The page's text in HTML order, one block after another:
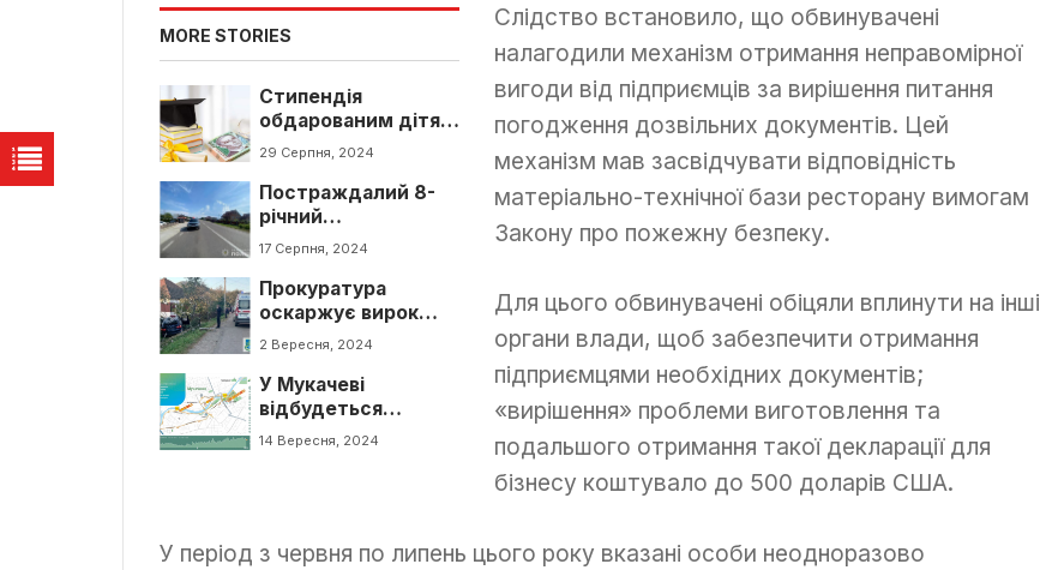
MORE STORIES
Стипендія
обдарованим дітям
громади у Мукачеві
29 Серпня, 2024
Постраждалий 8-
річний
велосипедист в
17 Серпня, 2024
Прокуратура
оскаржує вирок
водію, який збив 6-
2 Вересня, 2024
У Мукачеві
відбудеться
марафон, у якому
14 Вересня, 2024
Слідство встановило, що обвинувачені
налагодили механізм отримання неправомірної
вигоди від підприємців за вирішення питання
погодження дозвільних документів. Цей
механізм мав засвідчувати відповідність
матеріально-технічної бази ресторану вимогам
Закону про пожежну безпеку.
Для цього обвинувачені обіцяли вплинути на інші
органи влади, щоб забезпечити отримання
підприємцями необхідних документів;
«вирішення» проблеми виготовлення та
подальшого отримання такої декларації для
бізнесу коштувало до 500 доларів США.
У період з червня по липень цього року вказані особи неодноразово